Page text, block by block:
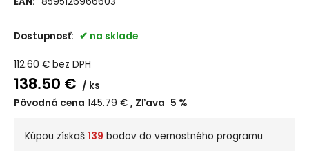
Dostupnosť: na sklade
112.60 € bez DPH
138.50 €
ks
Pôvodná cena 145.79€ Zľava 5 %
Kúpou získaš 139 bodov do vernostného programu